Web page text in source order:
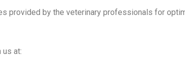
provided by the veterinary professionals for
us at: